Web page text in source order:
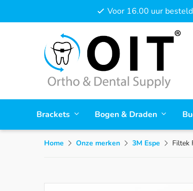
Voor 16.00 uur
Brackets Bogen & Draden
Home Onze merken 3M Espe Filtek